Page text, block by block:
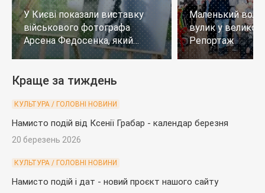
У Києві показали виставку
військового фотографа
Арсена Федосенка, який
загинув на війні
Маленький
вулик у
Репортаж
Краще за тиждень
КУЛЬТУРА / ГОЛОВНІ НОВИНИ
Намисто подій від Ксенії Грабар - календар березня
20 березень 2026
КУЛЬТУРА / ГОЛОВНІ НОВИНИ
Намисто подій і дат - новий проєкт нашого сайту